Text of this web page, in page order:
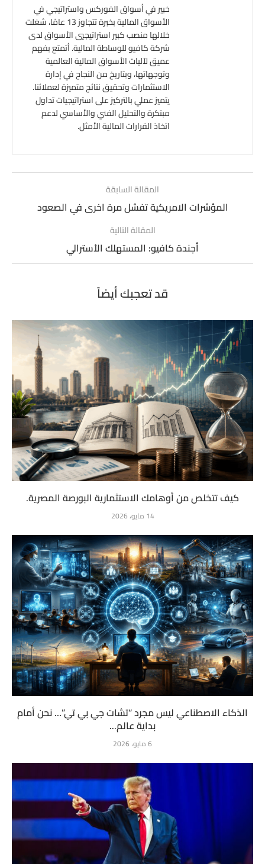
خبير في أسواق الفوركس واستراتيجي في
الأسواق المالية بخبرة تتجاوز 13 عامًا، شغلت
خلالها منصب كبير استراتيجيي الأسواق لدى
شركة كافيو للوساطة المالية. أتمتع بفهم
عميق لآليات الأسواق المالية العالمية
وتوجهاتها، وبتاريخ من النجاح في إدارة
الاستثمارات وتحقيق نتائج متميزة لعملائنا.
يتميز عملي بالتركيز على استراتيجيات تداول
مبتكرة والتحليل الفني والأساسي لدعم
اتخاذ القرارات المالية الأمثل.
المقالة السابقة
المؤشرات الامريكية تفشل مرة اخرى في الصعود
المقالة التالية
أجندة كافيو: المستهلك الأسترالي
قد تعجبك أيضاً
كيف تتخلص من أوهامك الاستثمارية البورصة المصرية.
14 مايو، 2026
الذكاء الاصطناعي ليس مجرد “تشات جي بي تي”… نحن أمام
بداية عالم...
6 مايو، 2026